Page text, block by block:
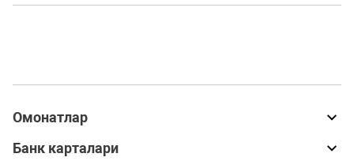
Омонатлар
Банк карталари